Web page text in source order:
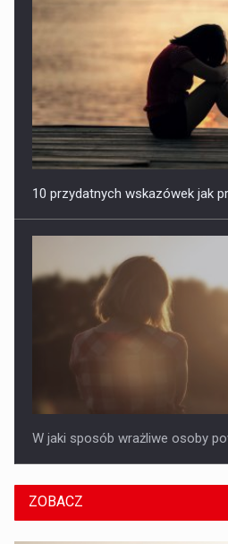
10 przydatnych wskazówek jak
W jaki sposób wrażliwe osoby
ZOBACZ